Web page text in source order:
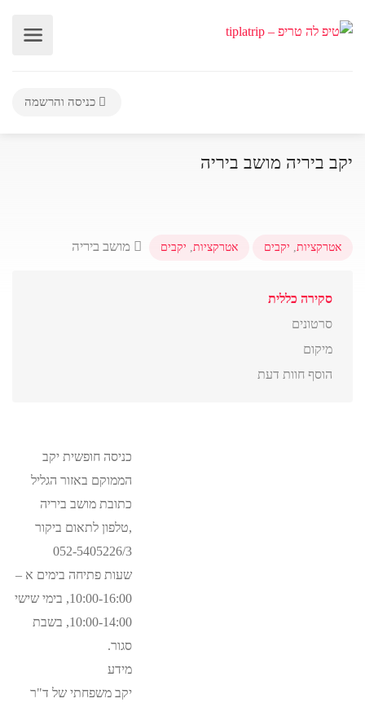
כניסה והרשמה
יקב ביריה מושב ביריה
אטרקציות, יקבים אטרקציות, יקבים מושב ביריה
סקירה כללית
סרטונים
מיקום
הוסף חוות דעת
כניסה חופשית יקב
הממוקם באזור הגליל
כתובת מושב ביריה
,טלפון לתאום ביקור
052-5405226/3
שעות פתיחה בימים א –
10:00-16:00, בימי שישי
10:00-14:00, בשבת
סגור.
מידע
יקב משפחתי של ד"ר